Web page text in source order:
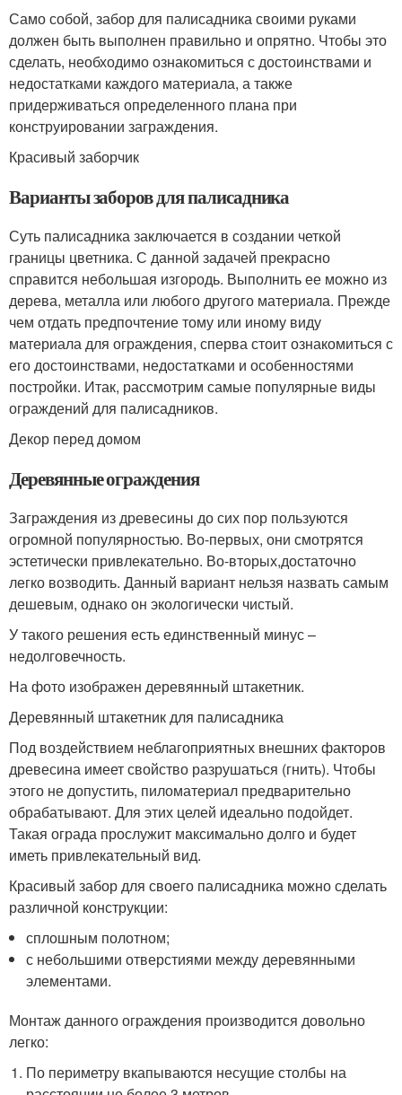
Само собой, забор для палисадника своими руками
должен быть выполнен правильно и опрятно. Чтобы это
сделать, необходимо ознакомиться с достоинствами и
недостатками каждого материала, а также
придерживаться определенного плана при
конструировании заграждения.
Красивый заборчик
Варианты заборов для палисадника
Суть палисадника заключается в создании четкой
границы цветника. С данной задачей прекрасно
справится небольшая изгородь. Выполнить ее можно из
дерева, металла или любого другого материала. Прежде
чем отдать предпочтение тому или иному виду
материала для ограждения, сперва стоит ознакомиться с
его достоинствами, недостатками и особенностями
постройки. Итак, рассмотрим самые популярные виды
ограждений для палисадников.
Декор перед домом
Деревянные ограждения
Заграждения из древесины до сих пор пользуются
огромной популярностью. Во-первых, они смотрятся
эстетически привлекательно. Во-вторых,достаточно
легко возводить. Данный вариант нельзя назвать самым
дешевым, однако он экологически чистый.
У такого решения есть единственный минус –
недолговечность.
На фото изображен деревянный штакетник.
Деревянный штакетник для палисадника
Под воздействием неблагоприятных внешних факторов
древесина имеет свойство разрушаться (гнить). Чтобы
этого не допустить, пиломатериал предварительно
обрабатывают. Для этих целей идеально подойдет.
Такая ограда прослужит максимально долго и будет
иметь привлекательный вид.
Красивый забор для своего палисадника можно сделать
различной конструкции:
сплошным полотном;
с небольшими отверстиями между деревянными
элементами.
Монтаж данного ограждения производится довольно
легко:
По периметру вкапываются несущие столбы на